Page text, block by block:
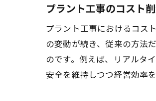
プラント工事のコスト
プラント工事におけるコス
の変動が続き、従来の方法
のです。例えば、リアルタ
安全を維持しつつ経営効率